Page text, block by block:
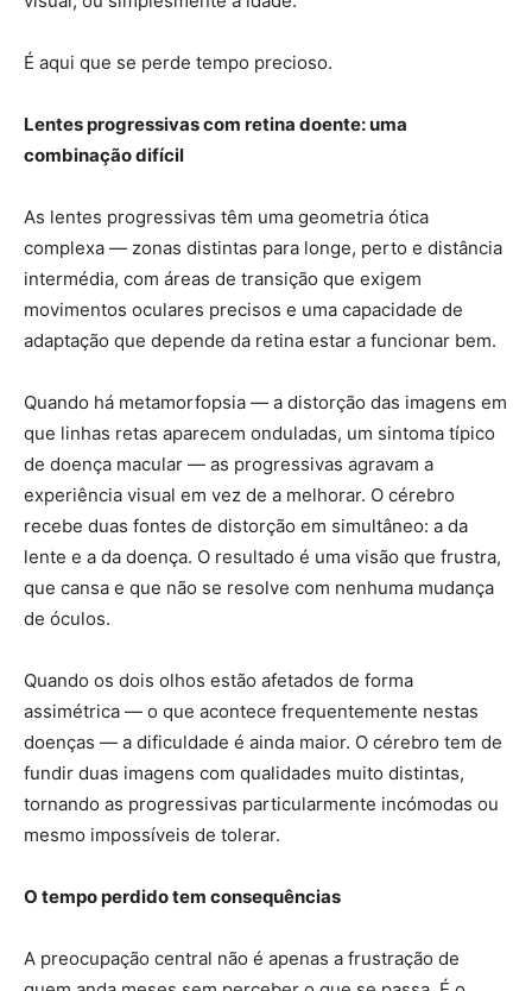
É aqui que se perde tempo precioso.
Lentes progressivas com retina doente: uma
combinação difícil
As lentes progressivas têm uma geometria ótica
complexa — zonas distintas para longe, perto e distância
intermédia, com áreas de transição que exigem
movimentos oculares precisos e uma capacidade de
adaptação que depende da retina estar a funcionar bem.
Quando há metamorfopsia — a distorção das imagens em
que linhas retas aparecem onduladas, um sintoma típico
de doença macular — as progressivas agravam a
experiência visual em vez de a melhorar. O cérebro
recebe duas fontes de distorção em simultâneo: a da
lente e a da doença. O resultado é uma visão que frustra,
que cansa e que não se resolve com nenhuma mudança
de óculos.
Quando os dois olhos estão afetados de forma
assimétrica — o que acontece frequentemente nestas
doenças — a dificuldade é ainda maior. O cérebro tem de
fundir duas imagens com qualidades muito distintas,
tornando as progressivas particularmente incómodas ou
mesmo impossíveis de tolerar.
O tempo perdido tem consequências
A preocupação central não é apenas a frustração de